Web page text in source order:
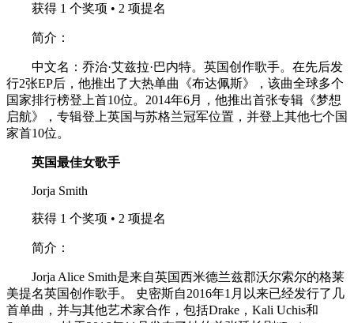
获得 1 个奖项 • 2 项提名
简介：
中文名：乔治·艾兹拉·巴内特。英国创作歌手。在先后发
行2张EP后，他推出了大热单曲《布达佩斯》，该曲全球多个
国家排行榜登上首10位。2014年6月，他推出首张专辑《梦想
启航》，专辑登上英国与苏格兰冠军位置，并登上其他七个国
家首10位。
英国最佳女歌手
Jorja Smith
获得 1 个奖项 • 2 项提名
简介：
Jorja Alice Smith是来自英国西米德兰兹郡沃尔索尔的格莱
美提名英国创作歌手。 史密斯自2016年1月以来已经发行了几
首单曲，并与其他艺术家合作，包括Drake，Kali Uchis和